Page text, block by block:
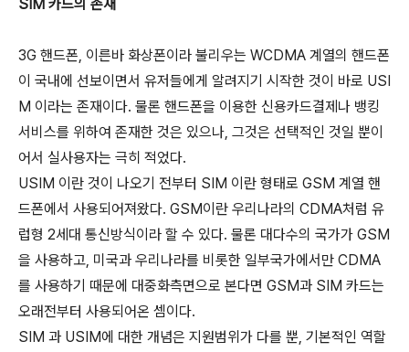
SIM 카드의 존재
3G 핸드폰, 이른바 화상폰이라 불리우는 WCDMA 계열의 핸드폰
이 국내에 선보이면서 유저들에게 알려지기 시작한 것이 바로 USI
M 이라는 존재이다. 물론 핸드폰을 이용한 신용카드결제나 뱅킹
서비스를 위하여 존재한 것은 있으나, 그것은 선택적인 것일 뿐이
어서 실사용자는 극히 적었다.
USIM 이란 것이 나오기 전부터 SIM 이란 형태로 GSM 계열 핸
드폰에서 사용되어져왔다. GSM이란 우리나라의 CDMA처럼 유
럽형 2세대 통신방식이라 할 수 있다. 물론 대다수의 국가가 GSM
을 사용하고, 미국과 우리나라를 비롯한 일부국가에서만 CDMA
를 사용하기 때문에 대중화측면으로 본다면 GSM과 SIM 카드는
오래전부터 사용되어온 셈이다.
SIM 과 USIM에 대한 개념은 지원범위가 다를 뿐, 기본적인 역할